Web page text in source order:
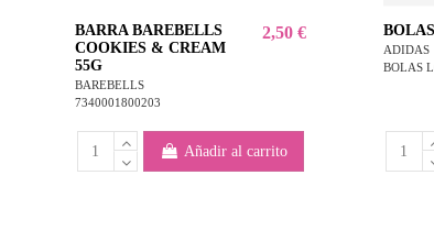
BARRA BAREBELLS
COOKIES & CREAM
55G
BAREBELLS
7340001800203
2,50 €
Añadir al carrito
ADIDAS
BOLAS